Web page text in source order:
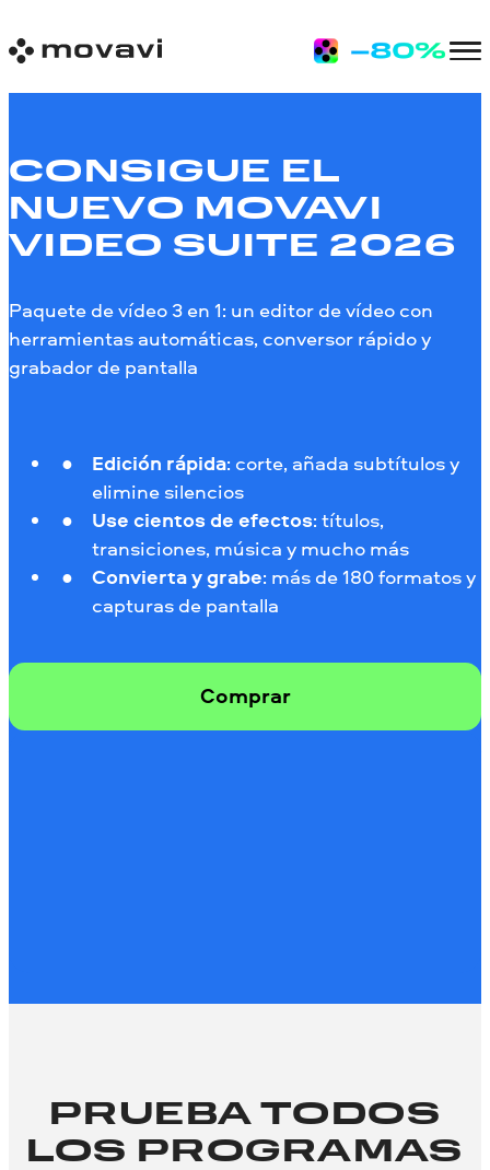
CONSIGUE EL
NUEVO MOVAVI
VIDEO SUITE 2026
Paquete de vídeo 3 en 1: un editor de vídeo con
herramientas automáticas, conversor rápido y
grabador de pantalla
Edición rápida: corte, añada subtítulos y
elimine silencios
Use cientos de efectos: títulos,
transiciones, música y mucho más
Convierta y grabe: más de 180 formatos y
capturas de pantalla
Comprar
PRUEBA TODOS
LOS PROGRAMAS